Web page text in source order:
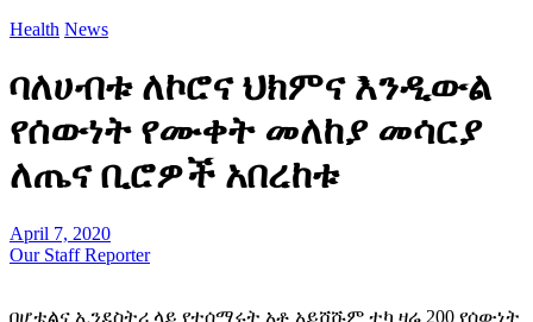
Health News
ባለሀብቱ ለኮሮና ህክምና እንዲውል
የሰውነት የሙቀት መለከያ መሳርያ
ለጤና ቢሮዎች አበረከቱ
April 7, 2020
Our Staff Reporter
በሆቴልና ኢንደስትሪ ላይ የተሰማሩት አቶ አይሸሹም ተካ ዛሬ 200 የሰውነት